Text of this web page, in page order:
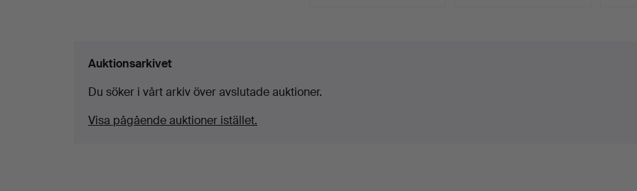
Auktionsarkivet
Du söker i vårt arkiv över avslutade auktioner.
Visa pågående auktioner istället.